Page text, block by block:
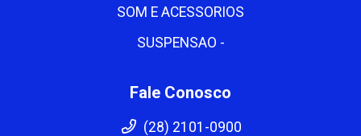
SOM E ACESSORIOS
SUSPENSAO -
Fale Conosco
(28) 2101-0900